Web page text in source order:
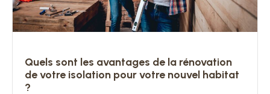
Quels sont les avantages de la rénovation
de votre isolation pour votre nouvel habitat
?